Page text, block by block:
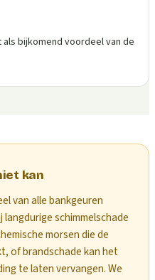
bijkomend voordeel van de
kan
van alle bankgeuren
langdurige schimmelschade
morsen die de
of brandschade kan het
te laten vervangen. We